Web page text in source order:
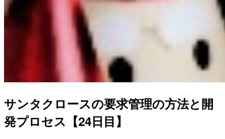
サンタクロースの要求管理の方法と開
発プロセス【24日目】